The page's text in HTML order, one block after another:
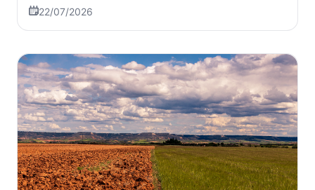
22/07/2026